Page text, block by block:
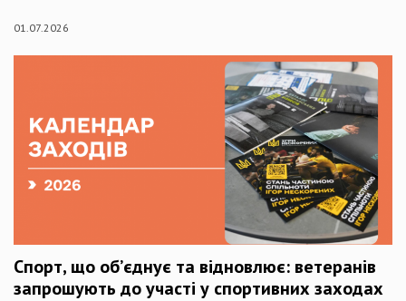
01.07.2026
Спорт, що об’єднує та відновлює: ветеранів
запрошують до участі у спортивних заходах